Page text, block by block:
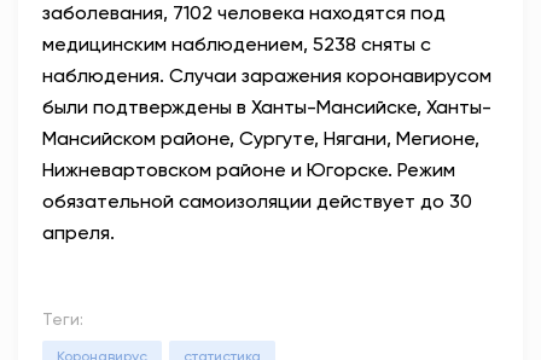
ОФИЦИАЛЬНО
заболевания, 7102 человека находятся под
медицинским наблюдением, 5238 сняты с
наблюдения. Случаи заражения коронавирусом
были подтверждены в Ханты-Мансийске, Ханты-
Мансийском районе, Сургуте, Нягани, Мегионе,
Нижневартовском районе и Югорске. Режим
обязательной самоизоляции действует до 30
апреля.
Теги:
Коронавирус статистика